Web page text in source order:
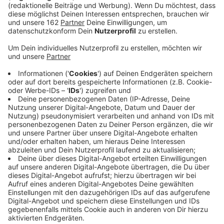
Anzeige
Jogi Löw ist der schönste Bundestrainer aller Zeiten
und aller Zeiten, die da noch kommen werden und noch
dreimal hin und zurück. Quasi im Alleingang hat er aus
einem rüden Haufen die "Fashion's-Eleven" geformt.
Selbstverständlich immer dabei: Sein Handy, mit dem
er in lieb gewonnener Manier per Sprachnachricht von
seinen Erlebnissen berichtet. Eben Jogis
Sprachnachricht, die Fußball-Comedy.
Anzeige